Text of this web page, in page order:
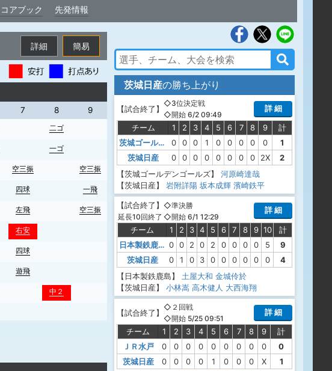
アブック 先発情報
簡易
詳細
7 8
9
二ゴ
一ゴ
空三振 空三振
四球 一飛
左飛 空三振
右安
四球
遊飛
中２
茨城日産の勝ち上がり
【試合終了】
◇3位決定戦
◇開始 6/2 09:49
詳 細
チーム 1 2 3 4 5 6 7 8 9
計
茨城ゴールデンゴールズ
0 0 0 1 0 0 0 0 0
1
茨城日産
0 0 0 0 0 0 0 0 2X
2
【茨城ゴールデンゴールズ】
河原崎達哉
【茨城日産】
岩附詳陽 坂本成輝 濱崎鉄平
【試合終了】
延長10回終了
◇準決勝
◇開始 6/1 12:29
詳 細
チーム 1 2 3 4 5 6 7 8 9 10
計
日本製鉄鹿島 0 0 2 0 2 0 0 0 0 5
9
茨城日産
0 1 0 3 0 0 0 0 0 0
4
【日本製鉄鹿島】
土屋大和 金城伶於
【茨城日産】
小林嵩 高木健人 大西海翔
【試合終了】
◇２回戦
◇開始 5/25 09:51
詳 細
チーム 1 2 3 4 5 6 7 8 9
計
ＪＲ水戸
0 0 0 0 0 0 0 0 0
0
茨城日産
0 0 0 0 1 0 0 0 X
1